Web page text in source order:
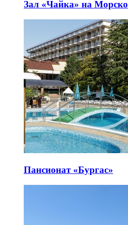
Зал «Чайка» на
Пансионат «Бургас»